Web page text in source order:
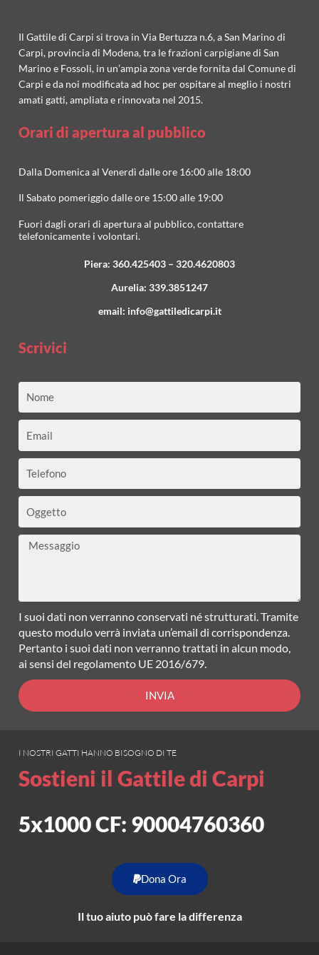
Il Gattile di Carpi si trova in Via Bertuzza n.6, a San Marino di
Carpi, provincia di Modena, tra le frazioni carpigiane di San
Marino e Fossoli, in un’ampia zona verde fornita dal Comune di
Carpi e da noi modificata ad hoc per ospitare al meglio i nostri
amati gatti, ampliata e rinnovata nel 2015.
Orari di apertura al pubblico
Dalla Domenica al Venerdì dalle ore 16:00 alle 18:00
Il Sabato pomeriggio dalle ore 15:00 alle 19:00
Fuori dagli orari di apertura al pubblico, contattare
telefonicamente i volontari.
Piera: 360.425403 – 320.4620803
Aurelia: 339.3851247
email: info@gattiledicarpi.it
Scrivici
Messaggio
I suoi dati non verranno conservati né strutturati. Tramite
questo modulo verrà inviata un’email di corrispondenza.
Pertanto i suoi dati non verranno trattati in alcun modo,
ai sensi del regolamento UE 2016/679.
INVIA
I NOSTRI GATTI HANNO BISOGNO DI TE
Sostieni il Gattile di Carpi
5x1000 CF: 90004760360
Dona Ora
Il tuo aiuto può fare la differenza